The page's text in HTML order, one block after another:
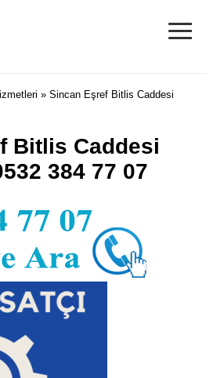
≡
» Sincan Eşref Bitlis Caddesi
Bitlis Caddesi
384 77 07